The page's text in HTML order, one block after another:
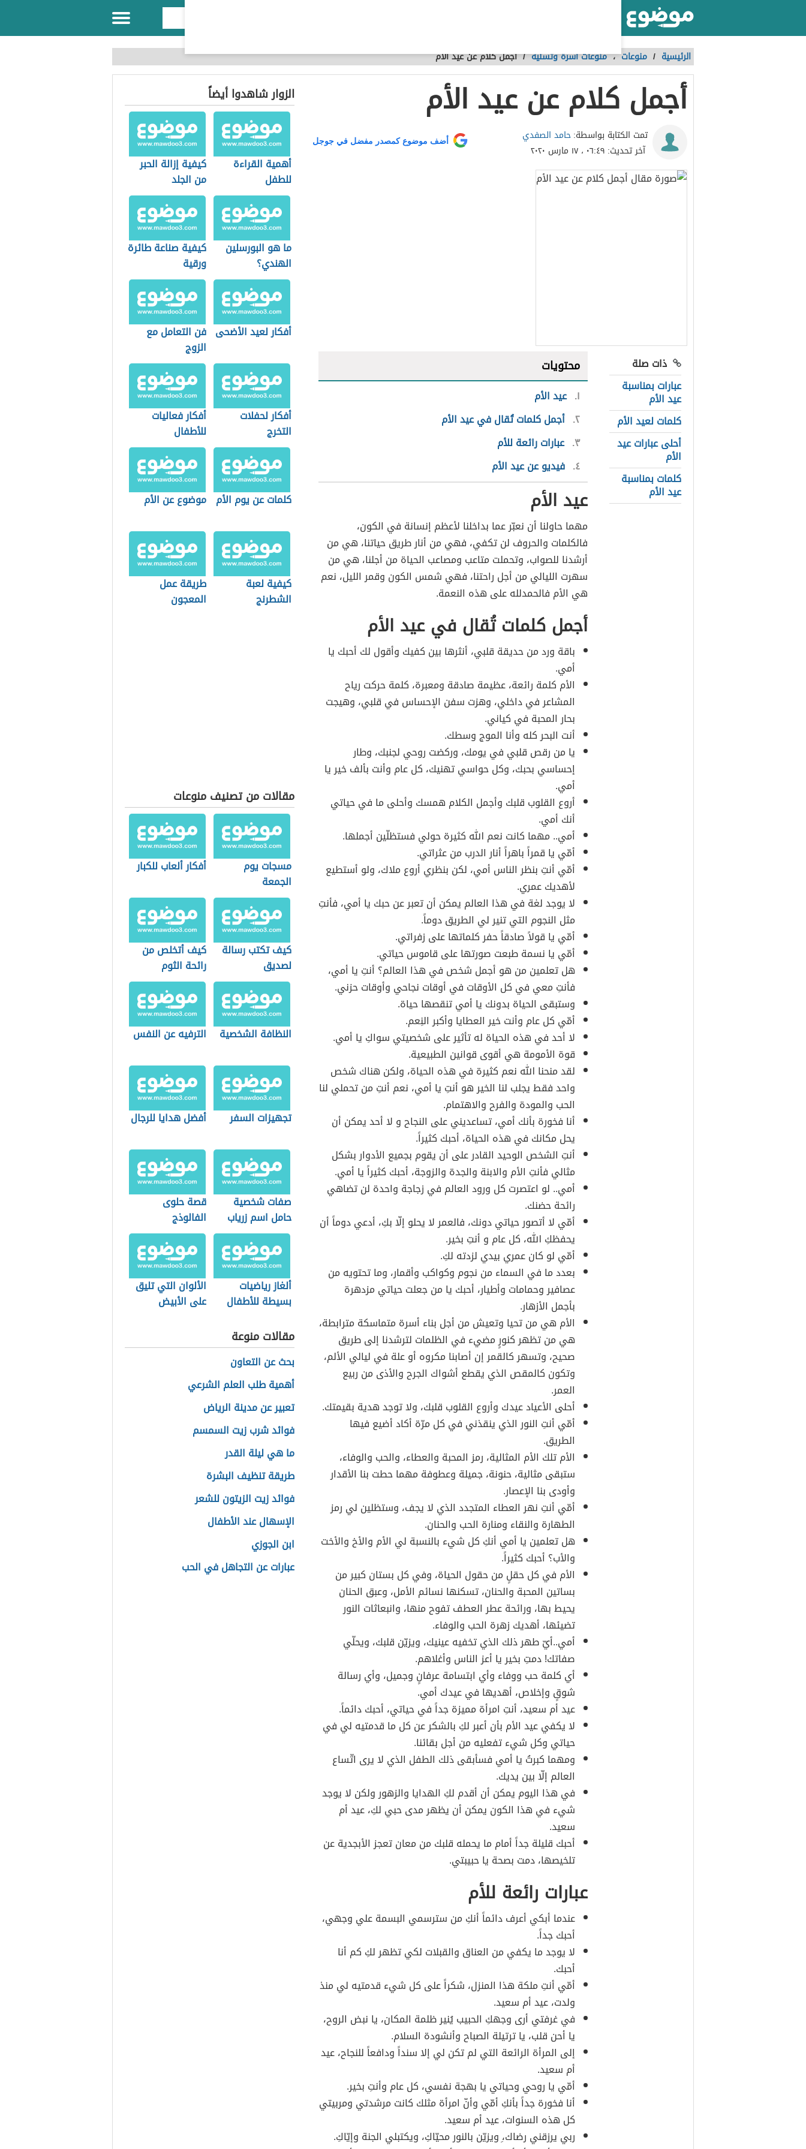
الرئيسية / منوعات ،منوعات أسرة وتسلية /أجمل كلام عن عيد الأم
أجمل كلام عن عيد الأم
تمت الكتابة بواسطة:حامد الصفدي
آخر تحديث: ٠٦:٤٩ ، ١٧ مارس ٢٠٢٠
أضف موضوع كمصدر مفضل في جوجل
ذات صلة
عبارات بمناسبة
عيد الأم
كلمات لعيد الأم
أحلى عبارات عيد
الأم
كلمات بمناسبة
عيد الأم
محتويات
١ عيد الأم
٢ أجمل كلمات تُقال في عيد الأم
٣ عبارات رائعة للأم
٤ فيديو عن عيد الأم
عيد الأم
مهما حاولنا أن نعبّر عما بداخلنا لأعظم إنسانة في الكون،
فالكلمات والحروف لن تكفي، فهي من أنار طريق حياتنا، هي من
أرشدنا للصواب، وتحملت متاعب ومصاعب الحياة من أجلنا، هي من
سهرت الليالي من أجل راحتنا، فهي شمس الكون وقمر الليل، نعم
هي الأم فالحمدلله على هذه النعمة.
أجمل كلمات تُقال في عيد الأم
باقة ورد من حديقة قلبي، أنثرها بين كفيك وأقول لك أحبك يا
أمي.
الأم كلمة رائعة، عظيمة صادقة ومعبرة، كلمة حركت رياح
المشاعر في داخلي، وهزت سفن الإحساس في قلبي، وهيجت
بحار المحبة في كياني.
أنت البحر كله وأنا الموج وسطك.
يا من رقص قلبي في يومك، وركضت روحي لجنبك، وطار
إحساسي بحبك، وكل حواسي تهنيك، كل عام وأنت بألف خير يا
أمي.
أروع القلوب قلبك وأجمل الكلام همسك وأحلى ما في حياتي
أنك أمي.
أمي.. مهما كانت نعم الله كثيرة حولي فستظلّين أجملها.
أمّي يا قمراً باهراً أنار الدرب من عثراتي.
أمّي أنتِ بنظر الناس أمي، لكن بنظري أروع ملاك، ولو أستطيع
لأهديك عمري.
لا يوجد لغة في هذا العالم يمكن أن تعبر عن حبك يا أمي، فأنتِ
مثل النجوم التي تنير لي الطريق دوماً.
أمّي يا قولاً صادقاً حفر كلماتها على زفراتي.
أمّي يا نسمة طبعت صورتها على قاموس حياتي.
هل تعلمين من هو أجمل شخص في هذا العالم؟ أنتِ يا أمي،
فأنتِ معي في كل الأوقات في أوقات نجاحي وأوقات حزني.
وستبقى الحياة بدونك يا أمي تنقصها حياة.
أمّي كل عام وأنت خير العطايا وأكبر النِعم.
لا أحد في هذه الحياة له تأثير على شخصيتي سواكِ يا أمي.
قوة الأمومة هي أقوى قوانين الطبيعية.
لقد منحنا الله نعم كثيرة في هذه الحياة، ولكن هناك شخص
واحد فقط يجلب لنا الخير هو أنتِ يا أمي، نعم أنتِ من تحملي لنا
الحب والمودة والفرح والاهتمام.
أنا فخورة بأنك أمي، تساعديني على النجاح و لا أحد يمكن أن
يحل مكانك في هذه الحياة، أحبك كثيراً.
أنتِ الشخص الوحيد القادر على أن يقوم بجميع الأدوار بشكل
مثالي فأنتِ الأم والابنة والجدة والزوجة، أحبك كثيراً يا أمي.
أمي.. لو اعتصرت كل ورود العالم في زجاجة واحدة لن تضاهي
رائحة حضنك.
أمّي لا أتصور حياتي دونك، فالعمر لا يحلو إلّا بكِ، أدعي دوماً أن
يحفظكِ الله، كل عام و أنتِ بخير.
أمّي لو كان عمري بيدي لزدته لكِ.
بعدد ما في السماء من نجوم وكواكب وأقمار، وما تحتويه من
عصافير وحمامات وأطيار، أحبك يا من جعلت حياتي مزدهرة
بأجمل الأزهار.
الأم هي من تحيا وتعيش من أجل بناء أسرة متماسكة مترابطة،
هي من تظهر كنورٍ مضيء في الظلمات لترشدنا إلى طريق
صحيح، وتسهر كالقمر إن أصابنا مكروه أو علة في ليالي الألم،
وتكون كالمقص الذي يقطع أشواك الجرح والأذى من ربيع
العمر.
أحلى الأعياد عيدك وأروع القلوب قلبك، ولا توجد هدية بقيمتك.
أمّي أنتِ النور الذي ينقذني في كل مرّة أكاد أضيع فيها
الطريق.
الأم تلك الأم المثالية، رمز المحبة والعطاء، والحب والوفاء،
ستبقى مثالية، حنونة، جميلة وعطوفة مهما حطت بنا الأقدار
وأودى بنا الإعصار.
أمّي أنتِ نهر العطاء المتجدد الذي لا يجف، وستظلين لي رمز
الطهارة والنقاء ومنارة الحب والحنان.
هل تعلمين يا أمي أنكِ كل شيء بالنسبة لي الأم والأخ والأخت
والأب؟ أحبك كثيراً.
الأم في كل حقلٍ من حقول الحياة، وفي كل بستان كبير من
بساتين المحبة والحنان، تسكنها نسائم الأمل، وعبق الحنان
يحيط بها، ورائحة عطر العطف تفوح منها، وانبعاثات النور
تضيئها، أهديك زهرة الحب والوفاء.
أمي..أيّ طهر ذلك الذي تخفيه عينيك، ويزيّن قلبك، ويحلّي
صفاتك! دمتِ بخير يا أعز الناس وأغلاهم.
أي كلمة حب ووفاء وأي ابتسامة عرفانٍ وجميل، وأي رسالة
شوقٍ وإخلاص، أهديها في عيدك أمي.
عيد أم سعيد، أنتِ امرأة مميزة جداً في حياتي، أحبك دائماً.
لا يكفي عيد الأم بأن أعبر لكِ بالشكر عن كل ما قدمتيه لي في
حياتي وكل شيء تفعليه من أجل بقائنا.
ومهما كبرتُ يا أمي فسأبقى ذلك الطفل الذي لا يرى اتّساع
العالم إلّا بين يديك.
في هذا اليوم يمكن أن أقدم لكِ الهدايا والزهور ولكن لا يوجد
شيء في هذا الكون يمكن أن يظهر مدى حبي لكِ، عيد أم
سعيد.
أحبك قليلة جداً أمام ما يحمله قلبك من معان تعجز الأبجدية عن
تلخيصها، دمت بصحة يا حبيبتي.
عبارات رائعة للأم
عندما أبكي أعرف دائماً أنكِ من سترسمي البسمة علي وجهي،
أحبك جداً.
لا يوجد ما يكفي من العناق والقبلات لكي تظهر لكِ كم أنا
أحبك.
أمّي أنتِ ملكة هذا المنزل، شكراً على كل شيء قدمتيه لي منذ
ولدت، عيد أم سعيد.
في غرفتي أرى وجهكِ الحبيب يُنير ظلمة المكان، يا نبض الروح،
يا أحن قلب، يا ترتيلة الصباح وأنشودة السلام.
إلى المرأة الرائعة التي لم تكن لي إلا سنداً ودافعاً للنجاح، عيد
أم سعيد.
أمّي يا روحي وحياتي يا بهجة نفسي، كل عام وأنتِ بخير.
أنا فخورة جداً بأنكِ أمّي وأنّ امرأة مثلك كانت مرشدتي ومربيتي
كل هذه السنوات، عيد أم سعيد.
ربي يرزقني رضاك،ِ ويزيّن بالنور محيّاكِ، ويكتبلي الجنة وإيّاكِ.
الزوار شاهدوا أيضاً
أهمية القراءة
للطفل
كيفية إزالة الحبر
من الجلد
ما هو البورسلين
الهندي؟
كيفية صناعة طائرة
ورقية
أفكار لعيد الأضحى فن التعامل مع
الزوج
أفكار لحفلات
التخرج
أفكار فعاليات
للأطفال
كلمات عن يوم الأم موضوع عن الأم
كيفية لعبة
الشطرنج
طريقة عمل
المعجون
مقالات من تصنيف منوعات
مسجات يوم
الجمعة
أفكار ألعاب للكبار
كيف تكتب رسالة
لصديق
كيف أتخلص من
رائحة الثوم
النظافة الشخصية الترفيه عن النفس
تجهيزات السفر أفضل هدايا للرجال
صفات شخصية
حامل اسم زرياب
قصة حلوى
الفالوذج
ألغاز رياضيات
بسيطة للأطفال
الألوان التي تليق
على الأبيض
مقالات منوعة
بحث عن التعاون
أهمية طلب العلم الشرعي
تعبير عن مدينة الرياض
فوائد شرب زيت السمسم
ما هي ليلة القدر
طريقة تنظيف البشرة
فوائد زيت الزيتون للشعر
الإسهال عند الأطفال
ابن الجوزي
عبارات عن التجاهل في الحب